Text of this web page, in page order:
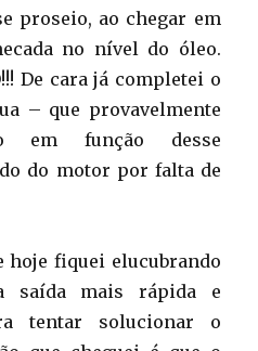
proseio, ao chegar em
no nível do óleo.
De cara já completei o
– que provavelmente
em função desse
do motor por falta de
hoje fiquei elucubrando
saída mais rápida e
tentar solucionar o